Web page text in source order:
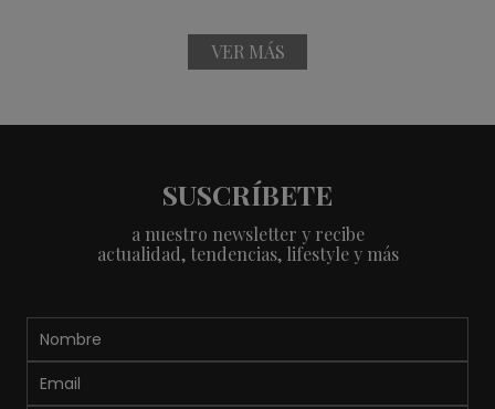
VER MÁS
SUSCRÍBETE
a nuestro newsletter y recibe
actualidad, tendencias, lifestyle y más